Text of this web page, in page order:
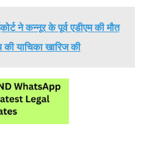
ने कन्नूर के पूर्व एडीएम की मौत
याचिका खारिज की